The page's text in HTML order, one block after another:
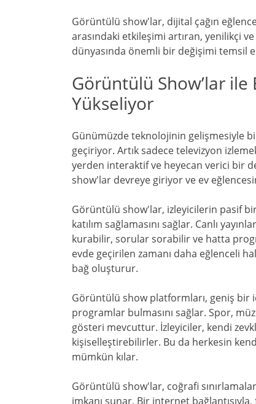
Görüntülü show'lar, dijital çağın
arasındaki etkileşimi artıran, yenilikçi
dünyasında önemli bir değişimi temsil
Görüntülü Show’lar ile
Yükseliyor
Günümüzde teknolojinin gelişmesiyle
geçiriyor. Artık sadece televizyon
yerden interaktif ve heyecan verici bir
show'lar devreye giriyor ve ev
Görüntülü show'lar, izleyicilerin pasif
katılım sağlamasını sağlar. Canlı
kurabilir, sorular sorabilir ve hatta
evde geçirilen zamanı daha eğlenceli
bağ oluşturur.
Görüntülü show platformları, geniş bir
programlar bulmasını sağlar. Spor,
gösteri mevcuttur. İzleyiciler, kendi
kişiselleştirebilirler. Bu da herkesin
mümkün kılar.
Görüntülü show'lar, coğrafi
imkanı sunar. Bir internet